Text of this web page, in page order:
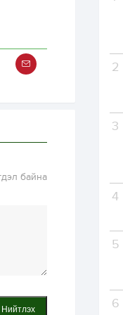
байна
Нийтлэх